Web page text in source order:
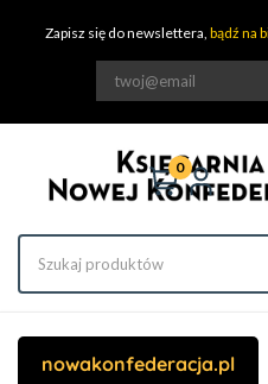
Zapisz się do newslettera, bądź na
0
nowakonfederacja.pl